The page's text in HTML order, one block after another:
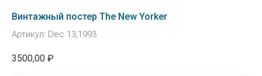
Винтажный постер The New Yorker
Артикул: Dec 13,1993
3500,00 ₽